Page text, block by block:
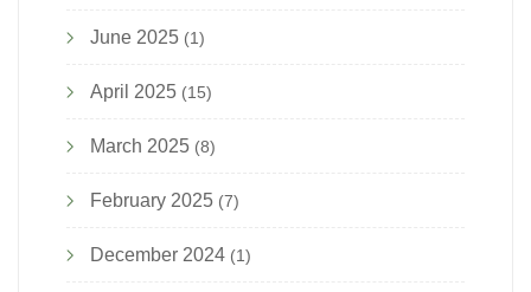
June 2025 (1)
April 2025 (15)
March 2025 (8)
February 2025 (7)
December 2024 (1)